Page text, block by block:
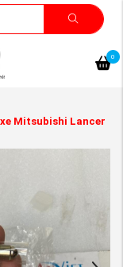
0
Mitsubishi Lancer